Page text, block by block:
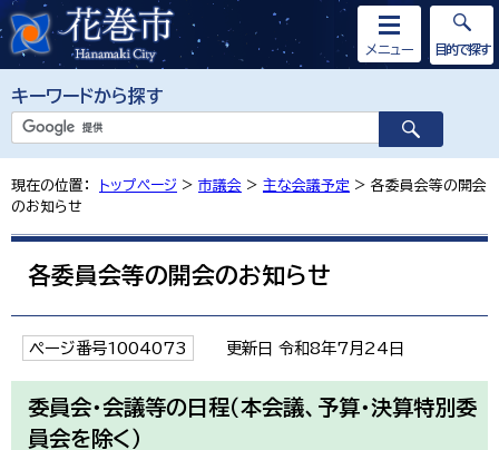
キーワードから探す
メニュー 目的で探す
現在の位置： トップページ > 市議会 > 主な会議予定 > 各委員会等の開会
のお知らせ
各委員会等の開会のお知らせ
ページ番号1004073 更新日 令和8年7月24日
委員会・会議等の日程（本会議、予算・決算特別委
員会を除く）